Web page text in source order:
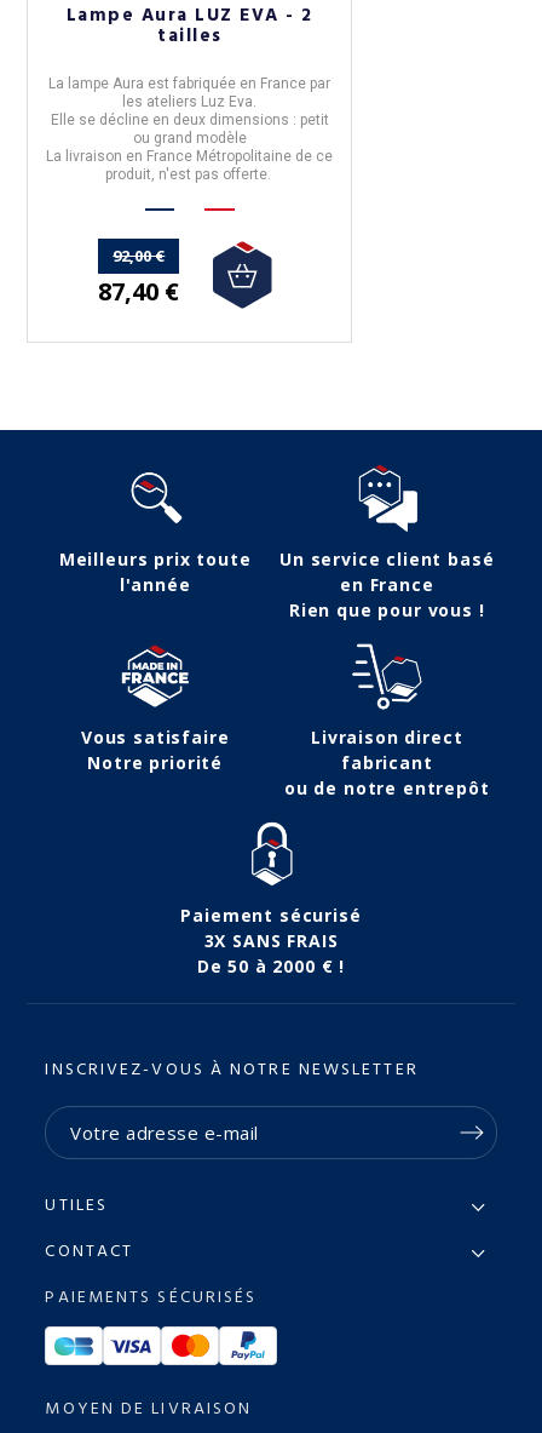
Lampe Aura LUZ EVA - 2
tailles
La lampe Aura est fabriquée en France par
les ateliers Luz Eva.
Elle se décline en deux dimensions : petit
ou grand modèle
La livraison en France Métropolitaine de ce
produit, n'est pas offerte.
92,00 €
87,40 €
Meilleurs prix toute
l'année
Un service client basé
en France
Rien que pour vous !
Vous satisfaire
Notre priorité
Livraison direct
fabricant
ou de notre entrepôt
Paiement sécurisé
3X SANS FRAIS
De 50 à 2000 € !
INSCRIVEZ-VOUS À NOTRE NEWSLETTER
UTILES
CONTACT
PAIEMENTS SÉCURISÉS
MOYEN DE LIVRAISON